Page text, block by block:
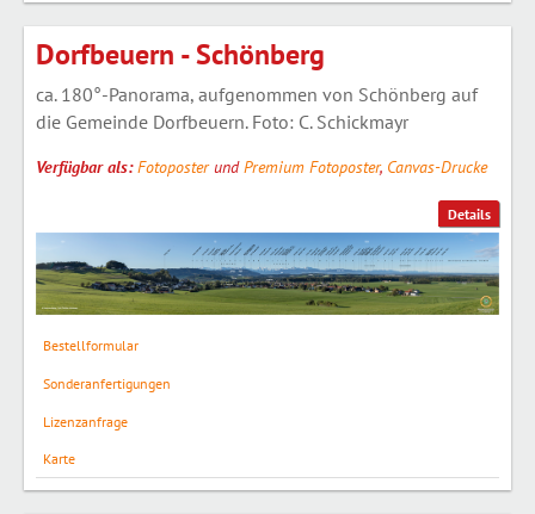
Details
Dorfbeuern - Schönberg
ca. 180°-Panorama, aufgenommen von Schönberg auf
die Gemeinde Dorfbeuern. Foto: C. Schickmayr
Verfügbar als:FotoposterundPremium Fotoposter, Canvas-Drucke
Bestellformular
Sonderanfertigungen
Lizenzanfrage
Karte